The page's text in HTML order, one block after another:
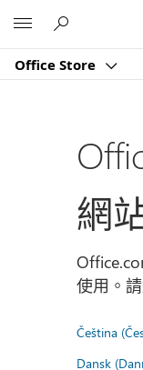
Office Store
網
使用。
Čeština
Dansk